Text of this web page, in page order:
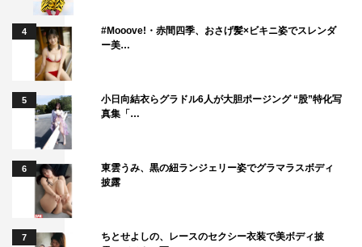
4
#Mooove!・赤間四季、おさげ髪×ビキニ姿でスレンダ
ー美…
5
小日向結衣らグラドル6人が大胆ポージング “股”特化写
真集「…
6
東雲うみ、黒の紐ランジェリー姿でグラマラスボディ
披露
7
ちとせよしの、レースのセクシー衣装で美ボディ披